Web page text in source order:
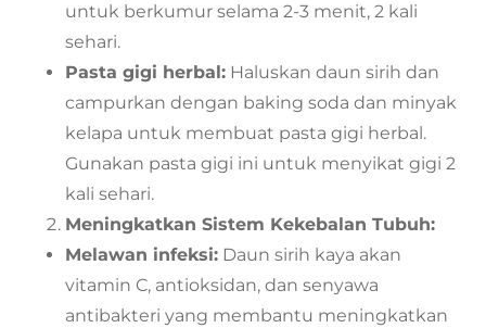
untuk berkumur selama 2-3 menit, 2 kali
sehari.
Pasta gigi herbal: Haluskan daun sirih dan
campurkan dengan baking soda dan minyak
kelapa untuk membuat pasta gigi herbal.
Gunakan pasta gigi ini untuk menyikat gigi 2
kali sehari.
Meningkatkan Sistem Kekebalan Tubuh:
Melawan infeksi: Daun sirih kaya akan
vitamin C, antioksidan, dan senyawa
antibakteri yang membantu meningkatkan